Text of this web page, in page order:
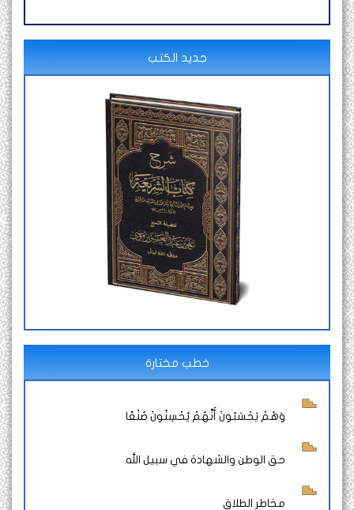
جديد الكتب
خطب مختارة
وَهُمْ يَحْسَبُونَ أَنَّهُمْ يُحْسِنُونَ صُنْعًا
حق الوطن والشهادة في سبيل الله
مخاطر الطلاق